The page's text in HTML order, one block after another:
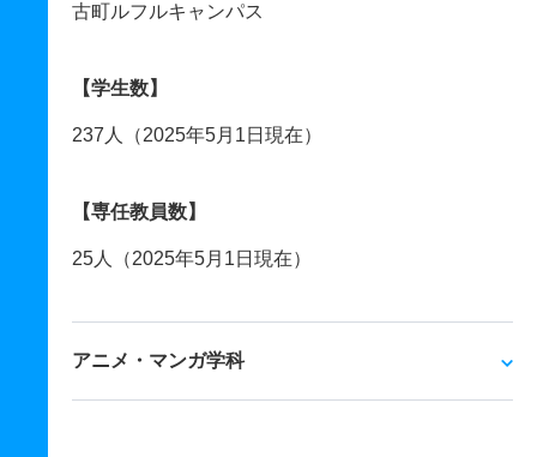
古町ルフルキャンパス
【学生数】
237人（2025年5月1日現在）
【専任教員数】
25人（2025年5月1日現在）
アニメ・マンガ学科